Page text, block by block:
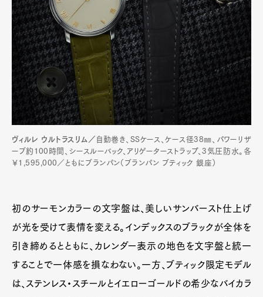
ヴィルレ ウルトラスリム／ 自動巻き、SSケース、ケース径38㎜、パワーリザ
ーブ約100時間、シースルーバック、アリゲーターストラップ、3気圧防水。各
￥1,595,000／ともにブランパン（ブランパン ブティック 銀座）
初のサーモンカラーの文字盤は、美しいサンバースト仕上げ
が光を受けて表情を変える。インデックスのブラックが全体を
引き締めるとともに、カレンダー表示の地色を文字盤と統一
することで一体感を損なわない。一方、ブティック限定モデル
は、ステンレス・スチールとイエローゴールドの希少なバイカラ